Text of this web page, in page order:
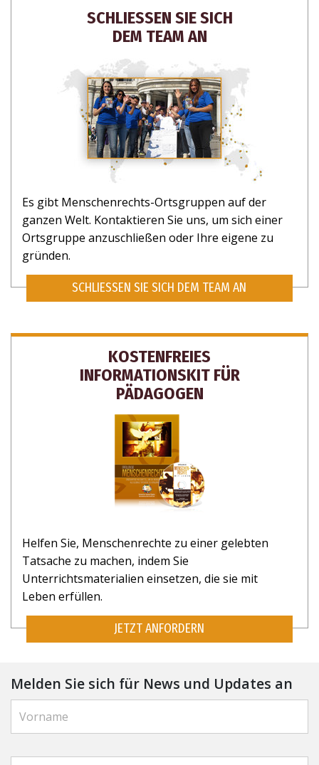
ABONNIEREN SIE, UM UPDATES UND
MÖGLICHKEITEN ZU HELFEN ZU
NEIN, DANKE
SCHLIESSEN SIE SICH
DEM TEAM AN
Es gibt Menschenrechts-Ortsgruppen auf der
ganzen Welt. Kontaktieren Sie uns, um sich einer
Ortsgruppe anzuschließen oder Ihre eigene zu
gründen.
SCHLIESSEN SIE SICH DEM TEAM AN
KOSTENFREIES
INFORMATIONSKIT FÜR
PÄDAGOGEN
Helfen Sie, Menschenrechte zu einer gelebten
Tatsache zu machen, indem Sie
Unterrichtsmaterialien einsetzen, die sie mit
Leben erfüllen.
JETZT ANFORDERN
Melden Sie sich für News und Updates an